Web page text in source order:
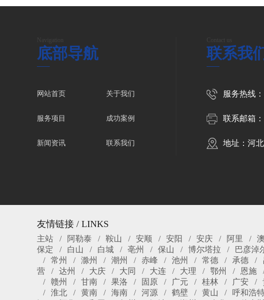
底部导航
网站首页 关于我们
服务项目 成功案例
新闻资讯 联系我们
联系我
服务热线
联系邮箱：
地址：河
友情链接 / LINKS
主站 阿勒泰 鞍山 安顺 安阳 安庆 阿里
保定
白山 白城 亳州 保山 博尔塔拉 巴彦淖
常州
滁州 潮州 赤峰 池州 常德 承德
营
达州 大庆 大同 大连 大理 鄂州 恩施
赣州
甘南 果洛 固原 广元 桂林 广安
淮北
黄南 海南 河源 鹤壁 黄山 呼和浩